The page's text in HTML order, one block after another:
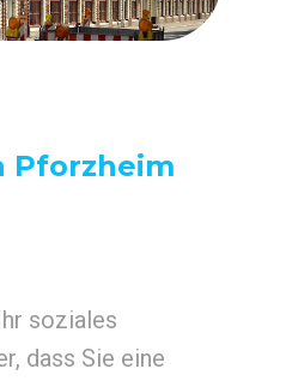
Pforzheim
soziales
dass Sie eine